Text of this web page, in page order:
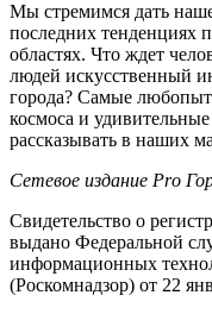
Мы стремимся дать
последних тенденциях
областях. Что ждет
людей искусственный
города? Самые
космоса и
рассказывать в наших
Сетевое издание Рrо
Свидетельство о
выдано Федеральной
информационных
(Роскомнадзор) от 22